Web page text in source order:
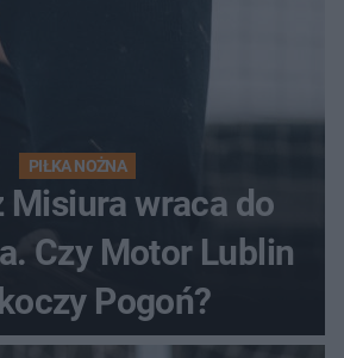
PIŁKA NOŻNA
Misiura wraca do
Czy Motor Lublin
Pogoń?